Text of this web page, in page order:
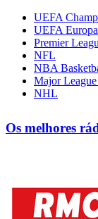
UEFA
UEFA
Premier
NFL
NBA
Major
NHL
Os melhores